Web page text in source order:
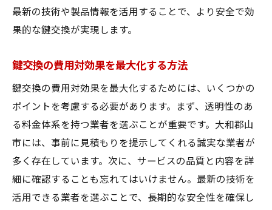
最新の技術や製品情報を活用することで、より安全で効
果的な鍵交換が実現します。
鍵交換の費用対効果を最大化する方法
鍵交換の費用対効果を最大化するためには、いくつかの
ポイントを考慮する必要があります。まず、透明性のあ
る料金体系を持つ業者を選ぶことが重要です。大和郡山
市には、事前に見積もりを提示してくれる誠実な業者が
多く存在しています。次に、サービスの品質と内容を詳
細に確認することも忘れてはいけません。最新の技術を
活用できる業者を選ぶことで、長期的な安全性を確保し